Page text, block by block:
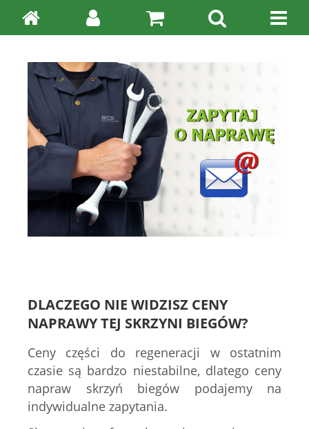
DLACZEGO NIE WIDZISZ CENY
NAPRAWY TEJ SKRZYNI BIEGÓW?
Ceny części do regeneracji w ostatnim
czasie są bardzo niestabilne, dlatego ceny
napraw skrzyń biegów podajemy na
indywidualne zapytania.